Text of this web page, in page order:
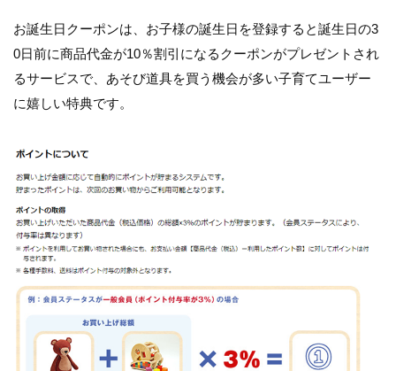
お誕生日クーポンは、お子様の誕生日を登録すると誕生日の3
0日前に商品代金が10％割引になるクーポンがプレゼントされ
るサービスで、あそび道具を買う機会が多い子育てユーザー
に嬉しい特典です。